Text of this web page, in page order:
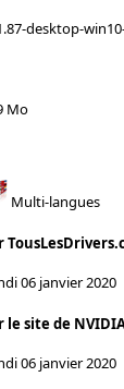
desktop-
Mo
Multi-langues
06 janvier 2020
site de
06 janvier 2020